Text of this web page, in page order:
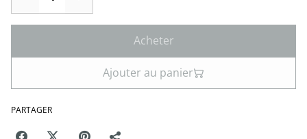
Acheter
Ajouter au panier
PARTAGER